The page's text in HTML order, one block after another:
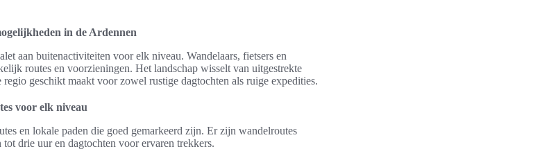
in de Ardennen
aan buitenactiviteiten voor elk niveau. Wandelaars, fietsers en
routes en voorzieningen. Het landschap wisselt van uitgestrekte
geschikt maakt voor zowel rustige dagtochten als ruige expedities.
voor elk niveau
en lokale paden die goed gemarkeerd zijn. Er zijn wandelroutes
drie uur en dagtochten voor ervaren trekkers.